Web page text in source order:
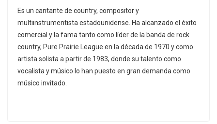
Es un cantante de country, compositor y
multiinstrumentista estadounidense. Ha alcanzado el éxito
comercial y la fama tanto como líder de la banda de rock
country, Pure Prairie League en la década de 1970 y como
artista solista a partir de 1983, donde su talento como
vocalista y músico lo han puesto en gran demanda como
músico invitado.